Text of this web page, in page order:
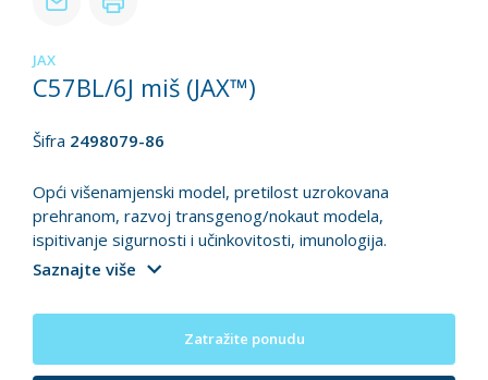
JAX
C57BL/6J miš (JAX™)
Šifra 2498079-86
Opći višenamjenski model, pretilost uzrokovana
prehranom, razvoj transgenog/nokaut modela,
ispitivanje sigurnosti i učinkovitosti, imunologija.
Saznajte više
Zatražite ponudu